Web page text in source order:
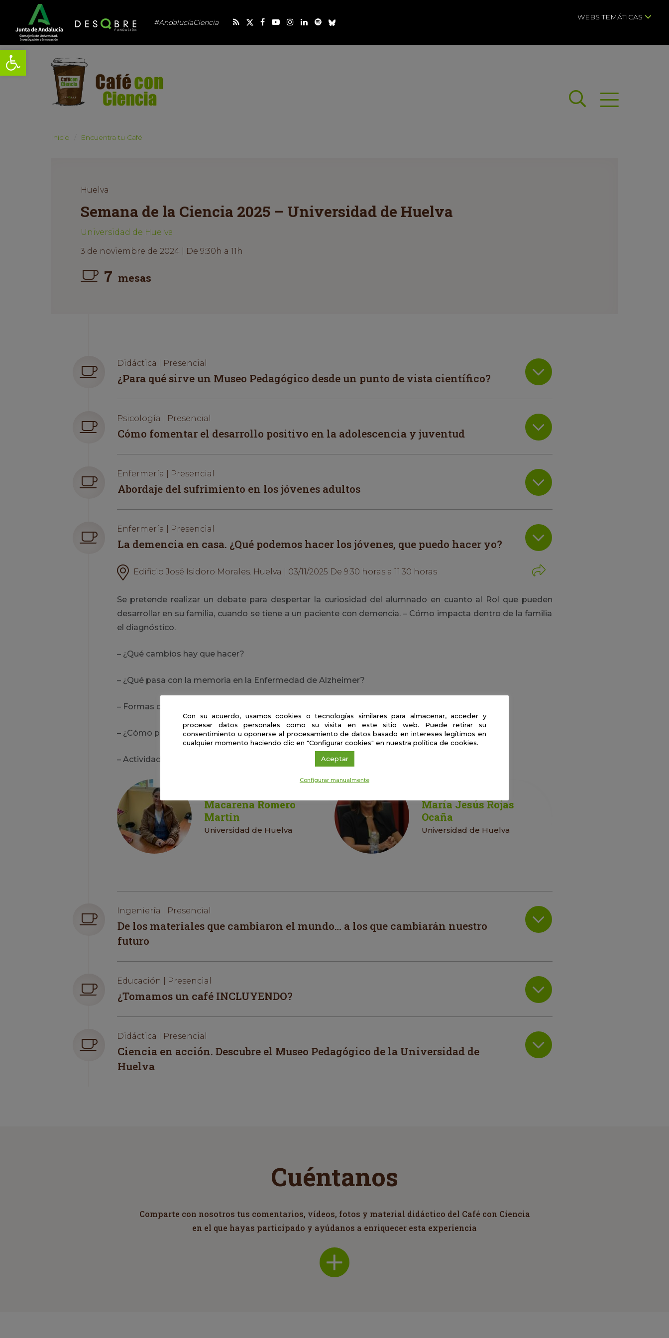
Abrir barra de herramientas
#AndalucíaCiencia
WEBS TEMÁTICAS
BuscarAbrir menú
Inicio Encuentra tu Café
Huelva
Semana de la Ciencia 2025 – Universidad de Huelva
Universidad de Huelva
3 de noviembre de 2024 | De 9:30h a 11h
7 mesas
Didáctica | Presencial
¿Para qué sirve un Museo Pedagógico desde un punto de vista científico?
Psicología | Presencial
Cómo fomentar el desarrollo positivo en la adolescencia y juventud
Enfermería | Presencial
Abordaje del sufrimiento en los jóvenes adultos
Enfermería | Presencial
La demencia en casa. ¿Qué podemos hacer los jóvenes, que puedo hacer yo?
Edificio José Isidoro Morales. Huelva | 03/11/2025 De 9:30 horas a 11:30 horas
Se pretende realizar un debate para despertar la curiosidad del alumnado en cuanto al Rol que pueden
desarrollar en su familia, cuando se tiene a un paciente con demencia. – Cómo impacta dentro de la familia
el diagnóstico.
– ¿Qué cambios hay que hacer?
– ¿Qué pasa con la memoria en la Enfermedad de Alzheimer?
– Formas de actuar ante los trastornos conductuales
– ¿Cómo podemos apoyar al cuidador principal?
– Actividades para la estimulación cognitiva
Macarena Romero
Martín
Universidad de Huelva
María Jesús Rojas
Ocaña
Universidad de Huelva
Ingeniería | Presencial
De los materiales que cambiaron el mundo… a los que cambiarán nuestro
futuro
Educación | Presencial
¿Tomamos un café INCLUYENDO?
Didáctica | Presencial
Ciencia en acción. Descubre el Museo Pedagógico de la Universidad de
Huelva
Cuéntanos
Comparte con nosotros tus comentarios, vídeos, fotos y material didáctico del Café con Ciencia
en el que hayas participado y ayúdanos a enriquecer esta experiencia
Con su acuerdo, usamos cookies o tecnologías similares para almacenar, acceder y
procesar datos personales como su visita en este sitio web. Puede retirar su
consentimiento u oponerse al procesamiento de datos basado en intereses legítimos en
cualquier momento haciendo clic en "Configurar cookies" en nuestra política de cookies.
Aceptar
Configurar manualmente